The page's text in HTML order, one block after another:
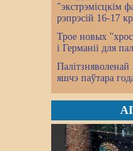
"экстрэмісцкім
рэпрэсій 16-17
Трое новых
і Германіі для
яшчэ паўтара